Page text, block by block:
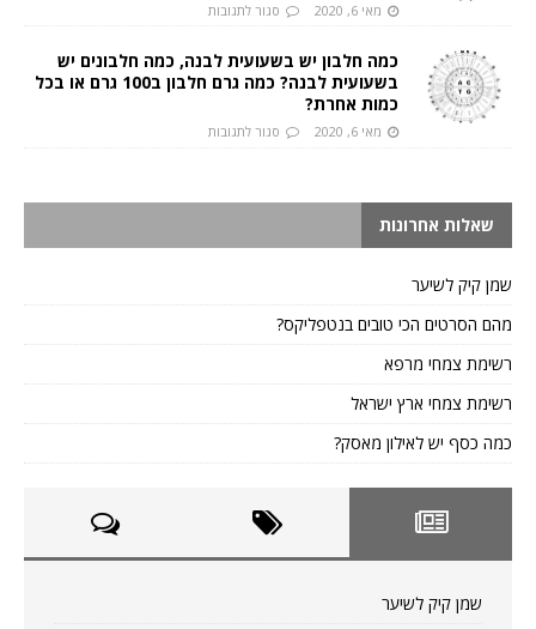
מאי 6, 2020 סגור לתגובות
כמה חלבון יש בשעועית לבנה, כמה חלבונים יש
בשעועית לבנה? כמה גרם חלבון ב100 גרם או בכל
כמות אחרת?
מאי 6, 2020 סגור לתגובות
שאלות אחרונות
שמן קיק לשיער
מהם הסרטים הכי טובים בנטפליקס?
רשימת צמחי מרפא
רשימת צמחי ארץ ישראל
כמה כסף יש לאילון מאסק?
שמן קיק לשיער